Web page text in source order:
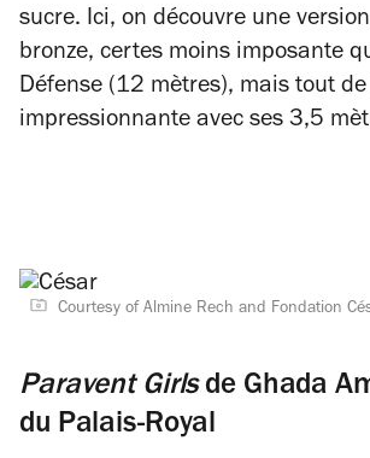
sucre. Ici, on découvre une
bronze, certes moins imposante
Défense (12 mètres), mais tout
impressionnante avec ses 3,5
Courtesy of Almine Rech and Fondation
Paravent Girlsde Ghada
du Palais-Royal